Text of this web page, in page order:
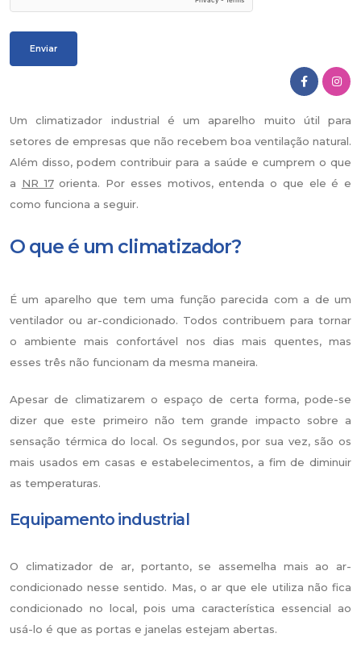
Um climatizador industrial é um aparelho muito útil para
setores de empresas que não recebem boa ventilação natural.
Além disso, podem contribuir para a saúde e cumprem o que
a NR 17orienta. Por esses motivos, entenda o que ele é e
como funciona a seguir.
O que é um climatizador?
É um aparelho que tem uma função parecida com a de um
ventilador ou ar-condicionado. Todos contribuem para tornar
o ambiente mais confortável nos dias mais quentes, mas
esses três não funcionam da mesma maneira.
Apesar de climatizarem o espaço de certa forma, pode-se
dizer que este primeiro não tem grande impacto sobre a
sensação térmica do local. Os segundos, por sua vez, são os
mais usados em casas e estabelecimentos, a fim de diminuir
as temperaturas.
Equipamento industrial
O climatizador de ar, portanto, se assemelha mais ao ar-
condicionado nesse sentido. Mas, o ar que ele utiliza não fica
condicionado no local, pois uma característica essencial ao
usá-lo é que as portas e janelas estejam abertas.